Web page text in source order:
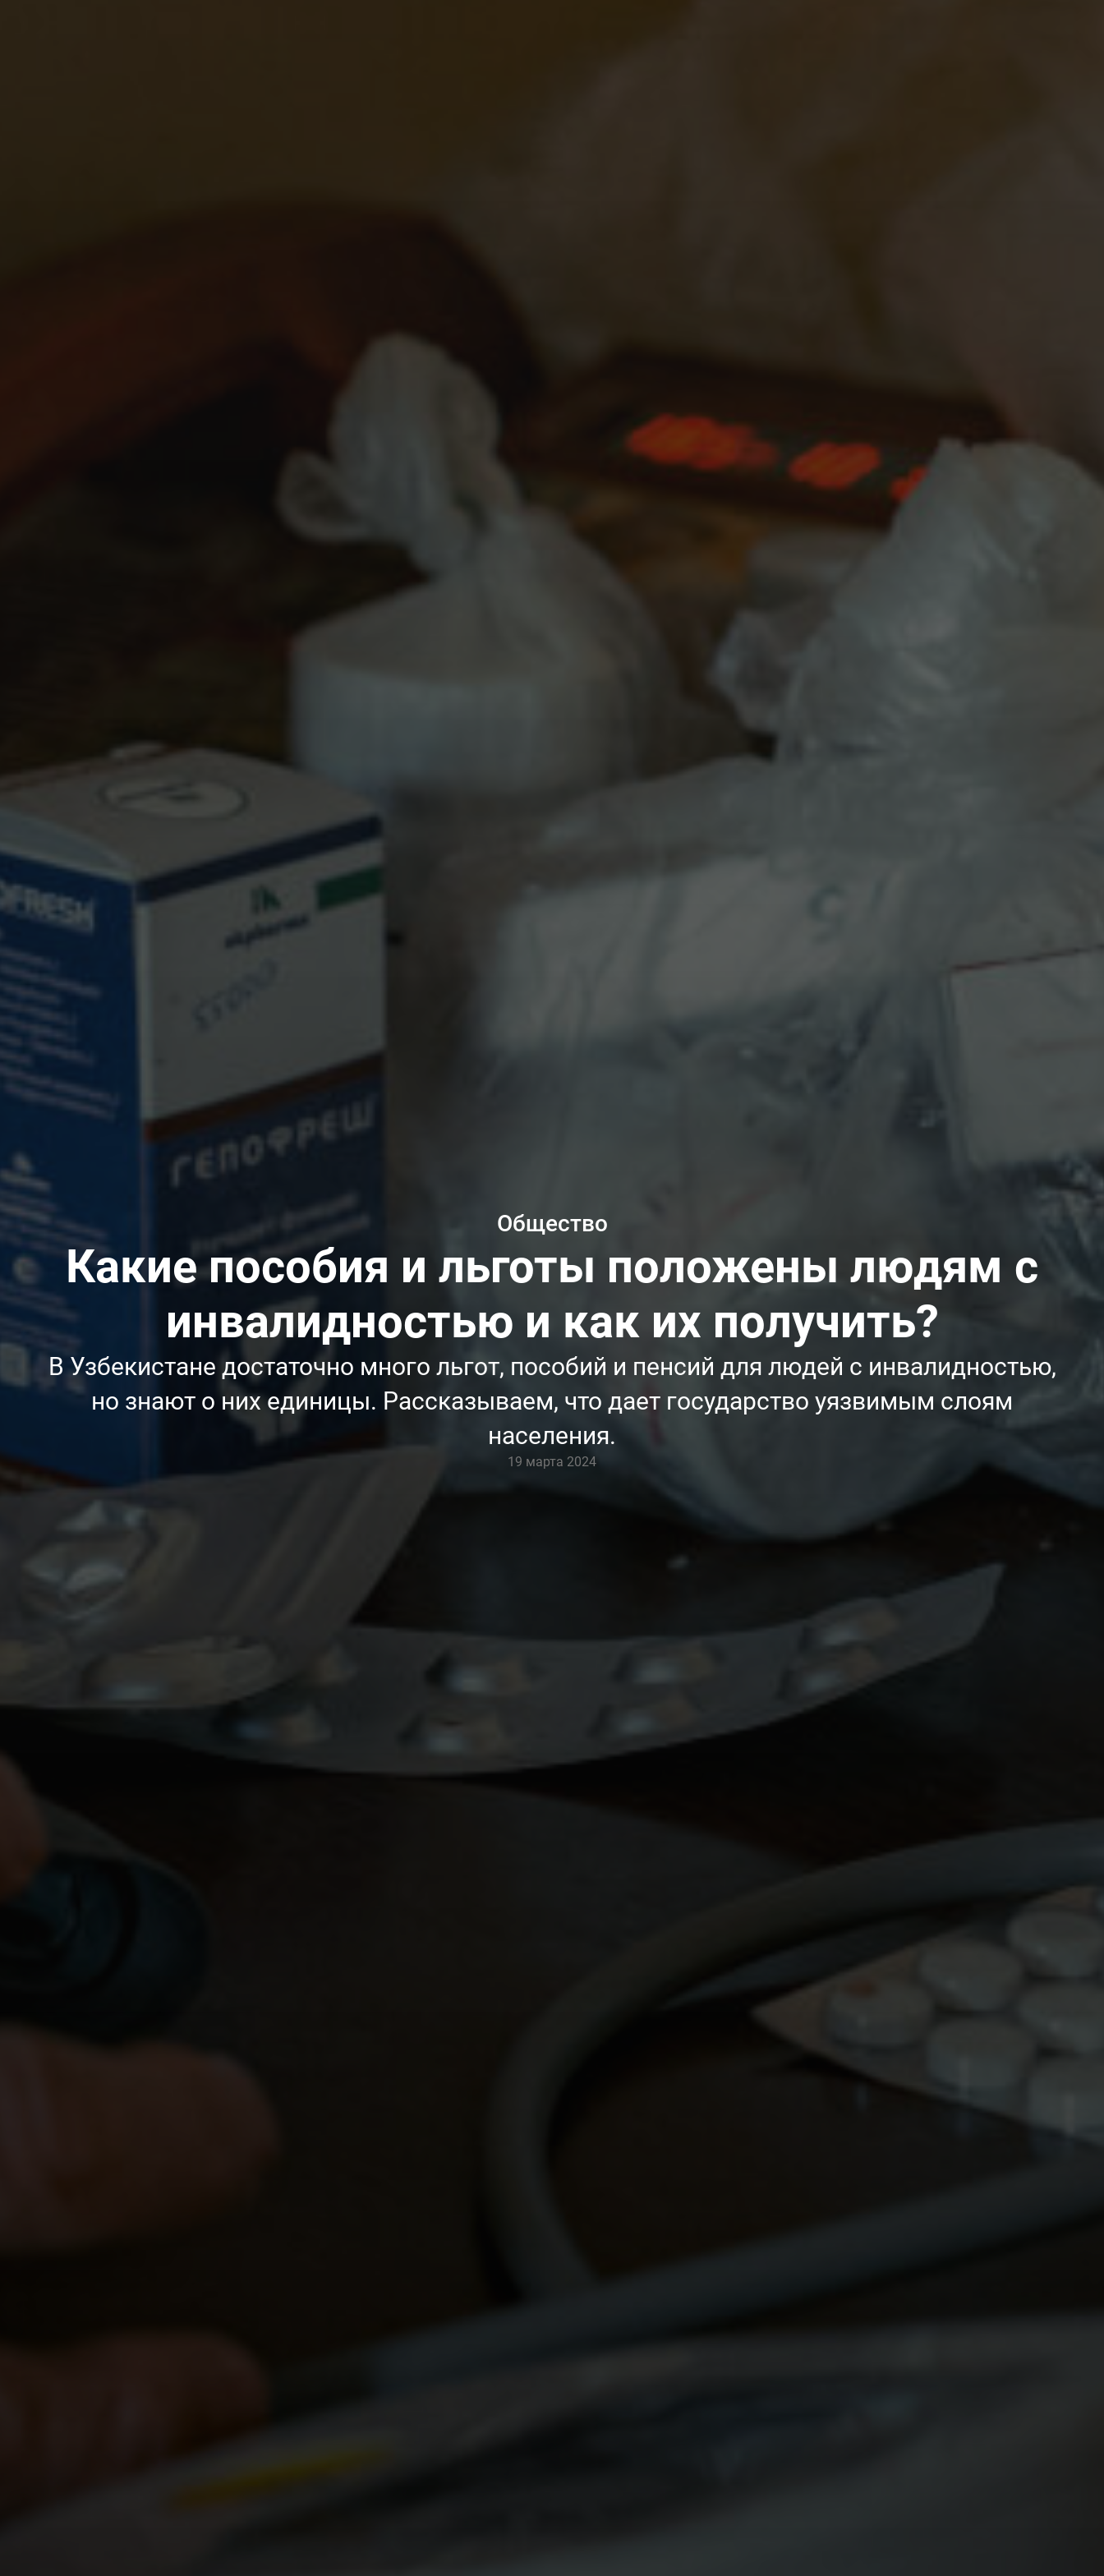
Общество
Какие пособия и льготы положены людям с
инвалидностью и как их получить?
В Узбекистане достаточно много льгот, пособий и пенсий для людей с инвалидностью,
но знают о них единицы. Рассказываем, что дает государство уязвимым слоям
населения.
19 марта 2024